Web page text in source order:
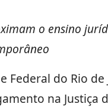
o ensino
Federal do Rio
na Justiça